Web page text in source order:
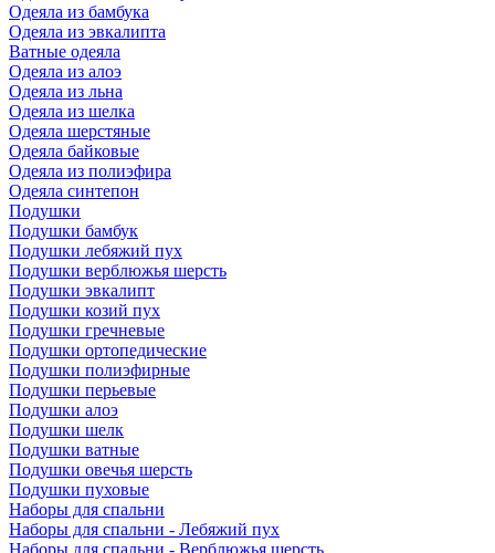
Одеяла из бамбука
Одеяла из эвкалипта
Ватные одеяла
Одеяла из алоэ
Одеяла из льна
Одеяла из шелка
Одеяла шерстяные
Одеяла байковые
Одеяла из полиэфира
Одеяла синтепон
Подушки
Подушки бамбук
Подушки лебяжий пух
Подушки верблюжья шерсть
Подушки эвкалипт
Подушки козий пух
Подушки гречневые
Подушки ортопедические
Подушки полиэфирные
Подушки перьевые
Подушки алоэ
Подушки шелк
Подушки ватные
Подушки овечья шерсть
Подушки пуховые
Наборы для спальни
Наборы для спальни - Лебяжий пух
Наборы для спальни - Верблюжья шерсть